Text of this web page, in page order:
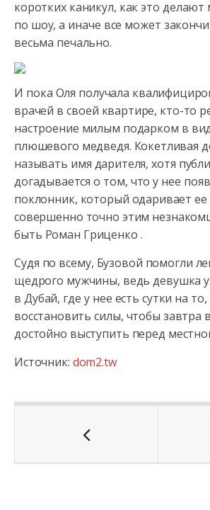
коротких каникул, как это делают
по шоу, а иначе все может
весьма печально.
И пока Оля получала
врачей в своей квартире, кто-то
настроение милым подарком в
плюшевого медведя. Кокетливая
называть имя дарителя, хотя
догадывается о том, что у нее
поклонник, который одаривает
совершенно точно этим
быть Роман Гриценко .
Судя по всему, Бузовой помогли
щедрого мужчины, ведь девушка
в Дубай, где у нее есть сутки на
восстановить силы, чтобы завтра
достойно выступить перед
Источник: dom2.tw